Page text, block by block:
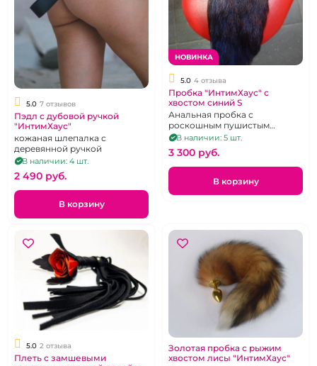
5.0 7 отзывов
Пэдл с дубовой ручкой
"ИнтимХаус"
кожаная шлепалка с
деревянной ручкой
В наличии: 4 шт.
2 490 pуб.
В корзину
НОВИНКА
5.0 4 отзыва
Пробка "ИнтимХаус" с
хвостом синий S
Анальная пробка с
роскошным пушистым
хвостом
В наличии: 5 шт.
3 300 pуб.
В корзину
5.0 2 отзыва
Плеть с замшевыми
Золотая пробка с рыжим
хвостом лисы "ИнтимХаус"